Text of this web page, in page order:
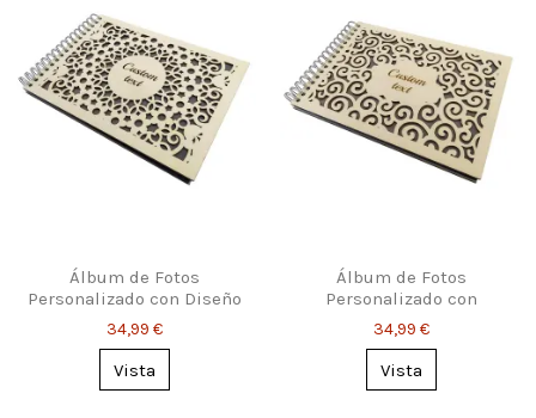
Álbum de Fotos
Personalizado con Diseño
Floral Calado
34,99 €
Vista
Álbum de Fotos
Personalizado con
Portada de Madera Calada
34,99 €
Vista